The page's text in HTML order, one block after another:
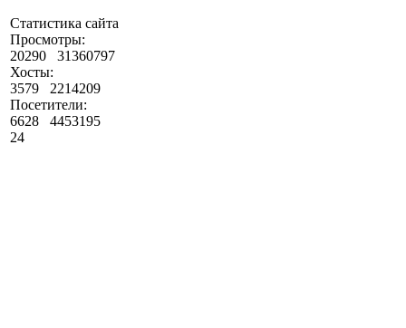
Статистика сайта
Просмотры:
20290
31360797
Хосты:
3579
2214209
Посетители:
6628
4453195
24